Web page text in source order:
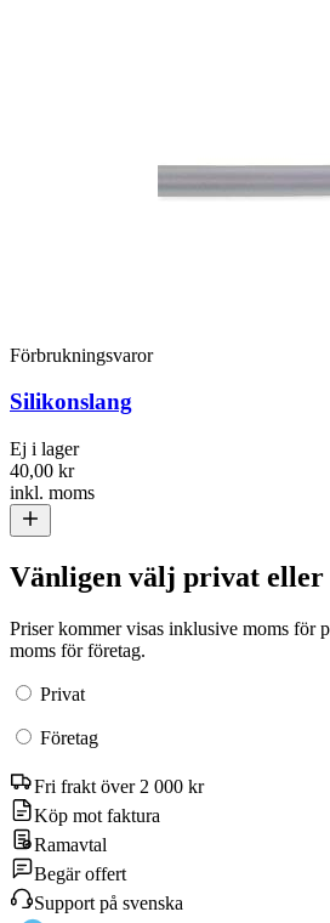
Förbrukningsvaror
Silikonslang
Ej i lager
40,00 kr
inkl. moms
Vänligen välj privat eller
Priser kommer visas inklusive moms för
moms för företag.
Privat
Företag
Fri frakt över 2 000 kr
Köp mot faktura
Ramavtal
Begär offert
Support på svenska